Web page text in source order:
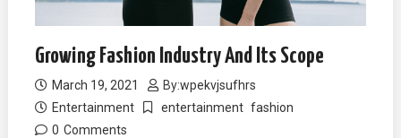
Growing Fashion Industry And Its Scope
March 19, 2021 By:wpekvjsufhrs
Entertainment
entertainment fashion
0 Comments